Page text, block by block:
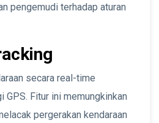
pengemudi terhadap aturan
secara real-time
GPS. Fitur ini memungkinkan
pergerakan kendaraan